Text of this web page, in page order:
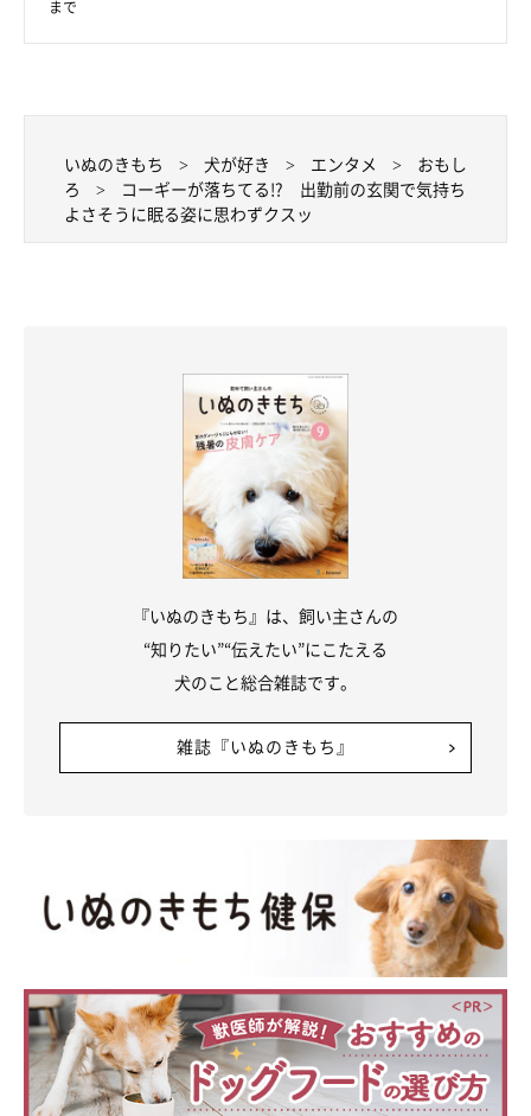
※この記事は投稿者さまに取材し、了承の上制作したものです。
2026年5月時点の情報であり、現在と異なる場合があります。
まで
いぬのきもち 犬が好き エンタメ
おもし
ろ
コーギーが落ちてる!? 出勤前の玄関で気持ち
よさそうに眠る姿に思わずクスッ
『いぬのきもち』は、飼い主さんの
“知りたい”“伝えたい”にこたえる
犬のこと総合雑誌です。
雑誌『いぬのきもち』